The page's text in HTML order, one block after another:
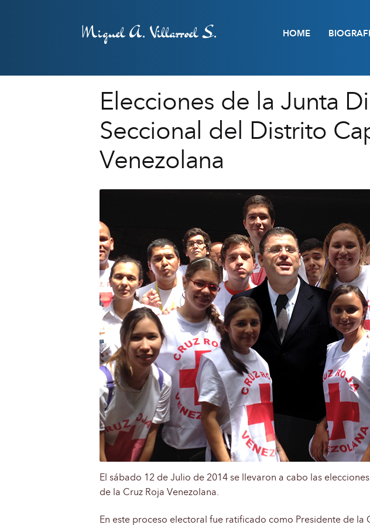
Miguel A. Villarroel S. HOME
Elecciones de la Junta
Seccional del Distrito
Venezolana
El sábado 12 de Julio de 2014 se llevaron a cabo las
de la Cruz Roja Venezolana.
En este proceso electoral fue ratificado como Presidente de